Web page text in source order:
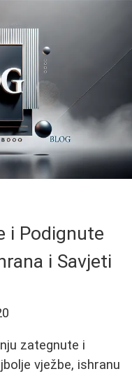
i Podignute
i Savjeti
zategnute i
vježbe, ishranu